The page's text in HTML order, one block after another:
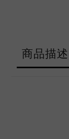
商品描述